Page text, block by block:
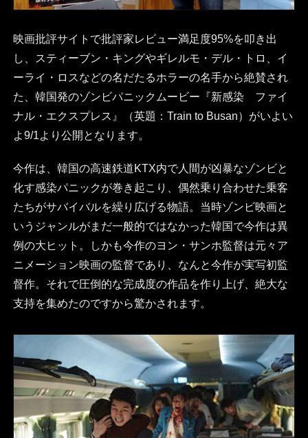
映画批評サイトで批評家レビュー満足度95%を叩き出
し、スティーブン・キングやギレルモ・デル・トロ、イ
ーライ・ロスなどの名だたるホラーの名手から絶賛され
た、韓国発のゾンビパニックムービー『新感染 ファイ
ナル・エクスプレス』（英題：Train to Busan）がいよい
よ9/1より公開となります。
今作は、韓国の高速鉄道KTX内で人間が凶暴なゾンビと
化す感染パニックが巻き起こり、偶然乗り合わせた乗客
たちがサバイバルを繰り広げる物語。当時ゾンビ映画と
いうジャンルがまだ一般的ではなかった韓国で今作は異
例の大ヒット。しかも今作のヨン・サンホ監督は元々ア
ニメーション映画の監督であり、なんと今作が実写初監
督作。それで圧倒的な完成度の作品を作り上げ、絶大な
支持を集めたのですから驚かされます。